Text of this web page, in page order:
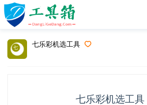
七乐彩机选工具
七乐彩机选工具